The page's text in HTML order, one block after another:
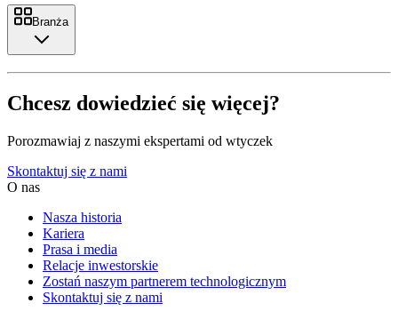
Branża
Chcesz dowiedzieć się więcej?
Porozmawiaj z naszymi ekspertami od wtyczek
Skontaktuj się z nami
O nas
Nasza historia
Kariera
Prasa i media
Relacje inwestorskie
Zostań naszym partnerem technologicznym
Skontaktuj się z nami